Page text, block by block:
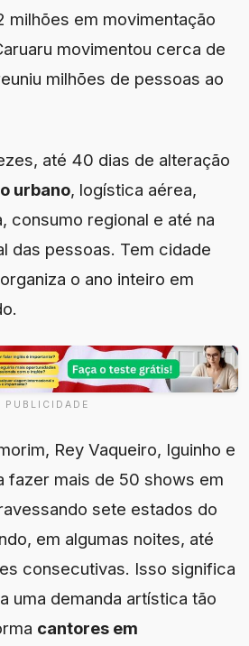
milhões em movimentação
movimentou cerca de
milhões de pessoas ao
até 40 dias de alteração
urbano, logística aérea,
consumo regional e até na
das pessoas. Tem cidade
o ano inteiro em
PUBLICIDADE
Rey Vaqueiro, Iguinho e
fazer mais de 50 shows em
sete estados do
em algumas noites, até
consecutivas. Isso significa
uma demanda artística tão
cantores em